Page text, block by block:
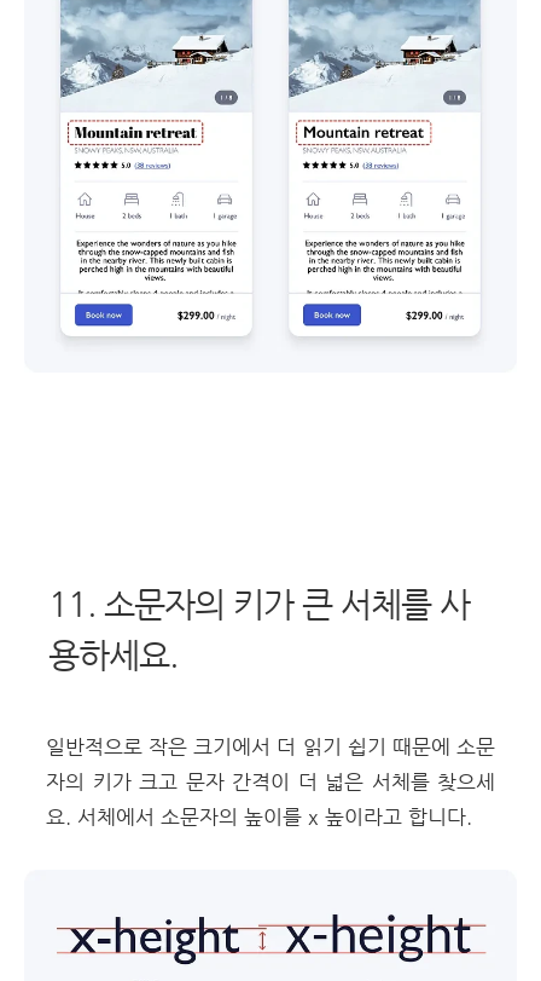
11. 소문자의 키가 큰 서체를 사
용하세요.
일반적으로 작은 크기에서 더 읽기 쉽기 때문에 소문
자의 키가 크고 문자 간격이 더 넓은 서체를 찾으세
요. 서체에서 소문자의 높이를 x 높이라고 합니다.